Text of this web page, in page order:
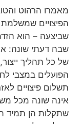
מאמרו הרהוט
הפיצויים
שביצעה – הוא
שבה דעתי שונה:
של כל תהליך
הפועלים במצבי
תשלום פיצויים
אינה שונה מכל
שתקלות הן תמיד